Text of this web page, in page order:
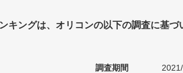
キングは、オリコンの以下の調査に基づ
調査期間